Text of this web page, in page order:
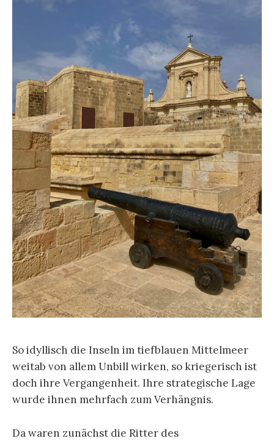
So idyllisch die Inseln im tiefblauen Mittelmeer
weitab von allem Unbill wirken, so kriegerisch ist
doch ihre Vergangenheit. Ihre strategische Lage
wurde ihnen mehrfach zum Verhängnis.
Da waren zunächst die Ritter des